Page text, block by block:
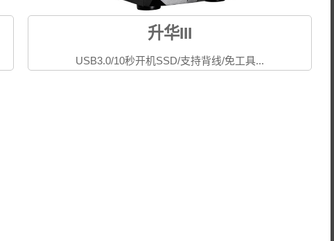
升华III
USB3.0/10秒开机SSD/支持背线/免工具...